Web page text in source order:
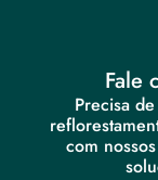
Fale
Precisa
com